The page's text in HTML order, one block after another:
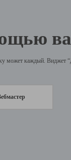
может каждый. Виджет